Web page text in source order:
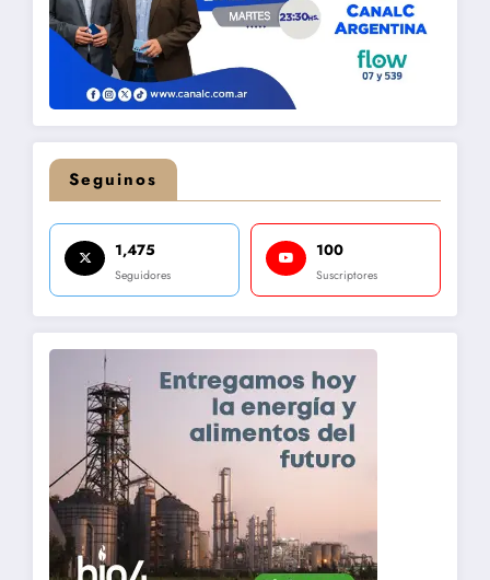
Seguinos
1,475
Seguidores
100
Suscriptores